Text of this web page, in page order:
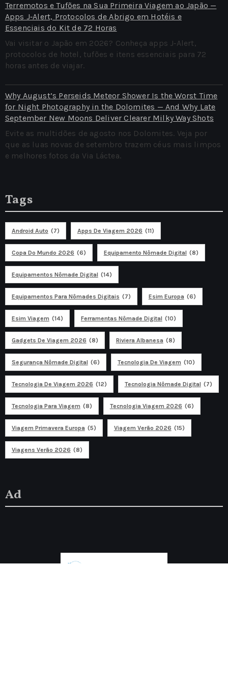
Terremotos e Tufões na Sua Primeira Viagem ao Japão —
Apps J‑Alert, Protocolos de Abrigo em Hotéis e
Essenciais do Kit de 72 Horas
Vai visitar o Japão em 2026? Conheça apps J‑Alert,
protocolos de hotel, tufões e itens essenciais para 72
horas antes de viajar.
Why August’s Perseids Meteor Shower Is the Worst Time
for Night Photography in the Dolomites — And Why Late
September New Moons Deliver Clearer Milky Way Shots
Evite as multidões de agosto nos Dolomites. Veja por
que as luas novas de setembro trazem céus mais limpos
e melhores fotos da Via Láctea.
Tags
Android Auto (7) Apps De Viagem 2026 (11)
Copa Do Mundo 2026 (6) Equipamento Nômade Digital (8)
Equipamentos Nômade Digital (14)
Equipamentos Para Nômades Digitais (7) Esim Europa (6)
Esim Viagem (14) Ferramentas Nômade Digital (10)
Gadgets De Viagem 2026 (8) Riviera Albanesa (8)
Segurança Nômade Digital (6) Tecnologia De Viagem (10)
Tecnologia De Viagem 2026 (12) Tecnologia Nômade Digital (7)
Tecnologia Para Viagem (8) Tecnologia Viagem 2026 (6)
Viagem Primavera Europa (5) Viagem Verão 2026 (15)
Viagens Verão 2026 (8)
Ad